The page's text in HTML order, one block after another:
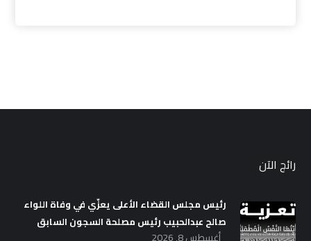
رائج الآن
رئيس مجلس القضاء الأعلى يعزّي في وفاة اللواء
صالح عبدالحبيب رئيس مصلحة السجون السابق